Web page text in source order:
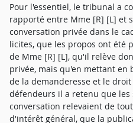
Pour l'essentiel, le tribunal a
rapporté entre Mme [R] [L] et
conversation privée dans le
licites, que les propos ont été
de Mme [R] [L], qu'il relève
privée, mais qu'en mettant en
de la demanderesse et le
défendeurs il a retenu que les
conversation relevaient de
d'intérêt général, que la